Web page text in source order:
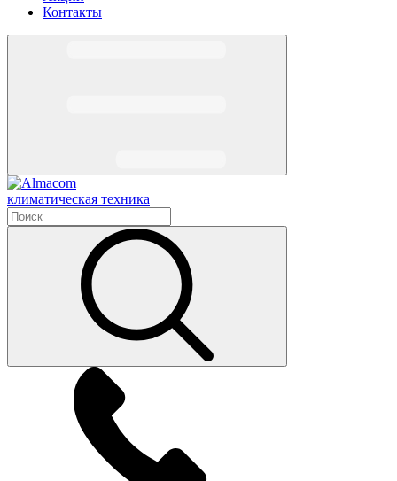
Контакты
климатическая техника